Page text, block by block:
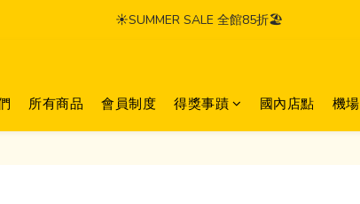
☀️SUMMER SALE 全館85折🏖️
所有商品 會員制度 得獎事蹟 國內店點 機